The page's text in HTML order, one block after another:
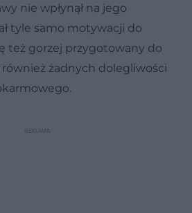
nie wpłynął na jego
tyle samo motywacji do
też gorzej przygotowany do
również żadnych dolegliwości